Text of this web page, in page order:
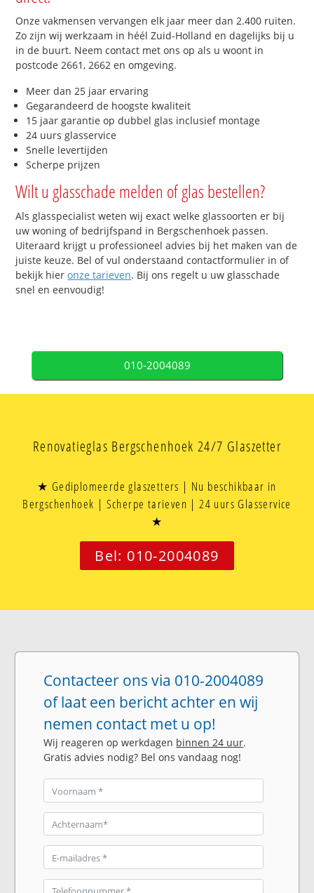
Onze vakmensen vervangen elk jaar meer dan 2.400 ruiten.
Zo zijn wij werkzaam in héél Zuid-Holland en dagelijks bij u
in de buurt. Neem contact met ons op als u woont in
postcode 2661, 2662 en omgeving.
Meer dan 25 jaar ervaring
Gegarandeerd de hoogste kwaliteit
15 jaar garantie op dubbel glas inclusief montage
24 uurs glasservice
Snelle levertijden
Scherpe prijzen
Wilt u glasschade melden of glas bestellen?
Als glasspecialist weten wij exact welke glassoorten er bij
uw woning of bedrijfspand in Bergschenhoek passen.
Uiteraard krijgt u professioneel advies bij het maken van de
juiste keuze. Bel of vul onderstaand contactformulier in of
bekijk hieronze tarieven. Bij ons regelt u uw glasschade
snel en eenvoudig!
010-2004089
Renovatieglas Bergschenhoek 24/7 Glaszetter
★ Gediplomeerde glaszetters | Nu beschikbaar in
Bergschenhoek | Scherpe tarieven | 24 uurs Glasservice
★
Bel: 010-2004089
Contacteer ons via 010-2004089
of laat een bericht achter en wij
nemen contact met u op!
Wij reageren op werkdagen binnen 24 uur.
Gratis advies nodig? Bel ons vandaag nog!